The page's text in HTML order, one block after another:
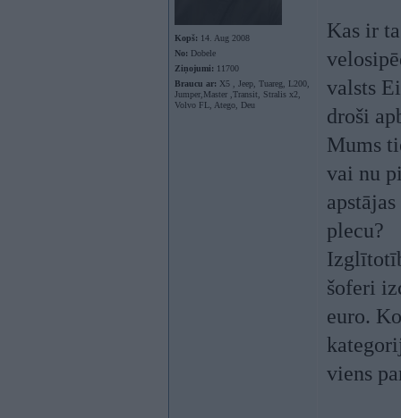
Kopš: 14. Aug 2008
No: Dobele
Ziņojumi: 11700
Braucu ar: X5 , Jeep, Tuareg, L200,
Jumper,Master ,Transit, Stralis x2,
Volvo FL, Atego, Deu
Kas ir
valsts
droši
Mums
vai nu
plecu?
šoferi
euro.
viens